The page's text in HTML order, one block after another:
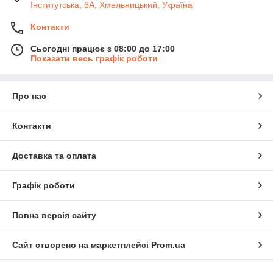
Інститутська, 6А, Хмельницький, Україна
Контакти
Сьогодні працює з 08:00 до 17:00
Показати весь графік роботи
Про нас
Контакти
Доставка та оплата
Графік роботи
Повна версія сайту
Сайт створено на маркетплейсі Prom.ua